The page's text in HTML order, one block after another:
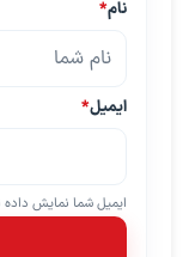
نام*
ایمیل*
ایمیل شما نمایش